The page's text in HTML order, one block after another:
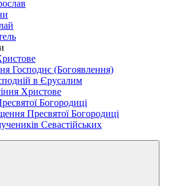
Господнє (Богоявлення)
в Єрусалим
Христове
Богородиці
Пресвятої Богородиці
Севастійських